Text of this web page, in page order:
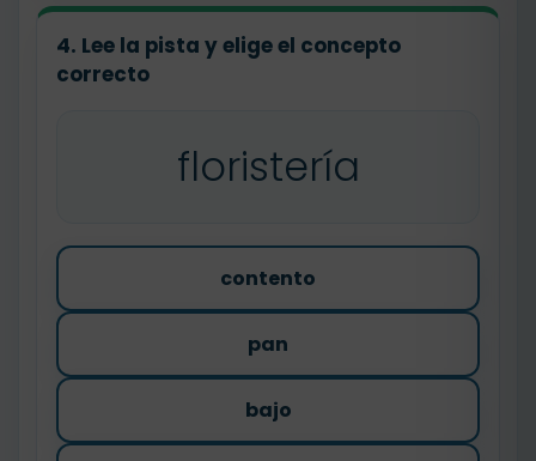
4. Lee la pista y elige el concepto
correcto
floristería
contento
pan
bajo